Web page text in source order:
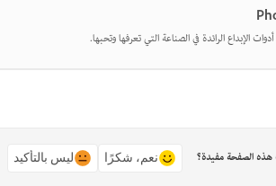
الإبداع الرائدة في الصناعة التي تعرفها وتحبها.
الصفحة مفيدة؟ نعم، شكرًا ليس بالتأكيد